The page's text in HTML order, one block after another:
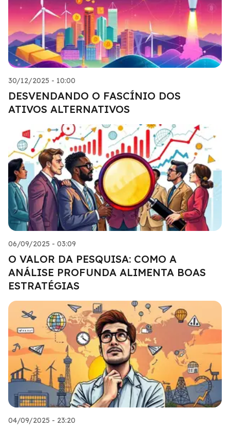
30/12/2025 - 10:00
DESVENDANDO O FASCÍNIO DOS
ATIVOS ALTERNATIVOS
06/09/2025 - 03:09
O VALOR DA PESQUISA: COMO A
ANÁLISE PROFUNDA ALIMENTA BOAS
ESTRATÉGIAS
04/09/2025 - 23:20